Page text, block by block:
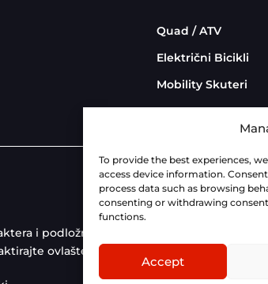
To provide the best experiences,
access device information.
process data such as browsing
consenting or withdrawing
functions.
Accept
Quad / ATV
Električni Bicikli
Mobility Skuteri
i podložni izmjenama bez prethodne
ovlaštenog KYMCO partnera.